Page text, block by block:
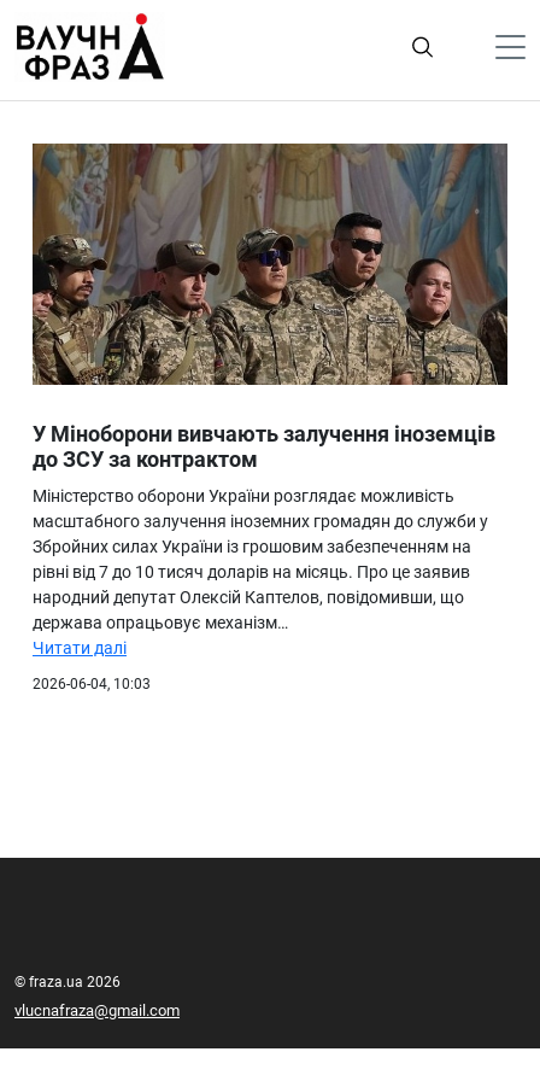
содержимому
Гроші
Життя
Лайфстайл
ТехноНаука
Людина
Ukraine
Про нас
У Міноборони вивчають залучення іноземців
до ЗСУ за контрактом
Міністерство оборони України розглядає можливість
масштабного залучення іноземних громадян до служби у
Збройних силах України із грошовим забезпеченням на
рівні від 7 до 10 тисяч доларів на місяць. Про це заявив
народний депутат Олексій Каптелов, повідомивши, що
держава опрацьовує механізм…
Читати далі
2026-06-04, 10:03
© fraza.ua 2026
vlucnafraza@gmail.com